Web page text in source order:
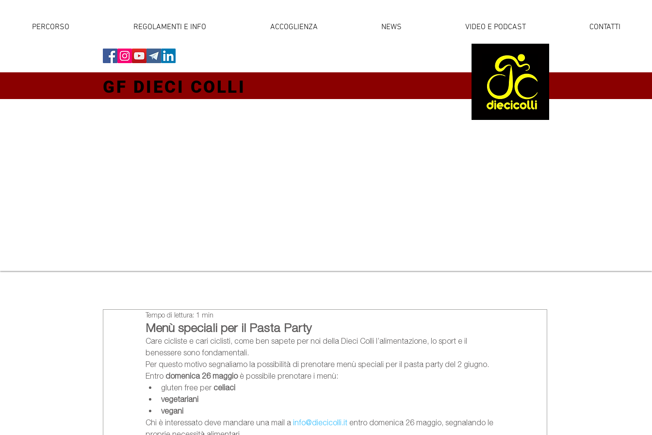
PERCORSO REGOLAMENTI E INFO ACCOGLIENZA NEWS VIDEO E PODCAST CONTATTI
Menù speciali per il Pasta Party
Tempo di lettura: 1 min
Care cicliste e cari ciclisti, come ben sapete per noi della Dieci Colli l’alimentazione, lo sport e il
benessere sono fondamentali.
Per questo motivo segnaliamo la possibilità di prenotare menù speciali per il pasta party del 2 giugno.
Entro domenica 26 maggio è possibile prenotare i menù:
gluten free per celiaci
vegetariani
vegani
Chi è interessato deve mandare una mail a info@diecicolli.it entro domenica 26 maggio, segnalando le
GF DIECI COLLI